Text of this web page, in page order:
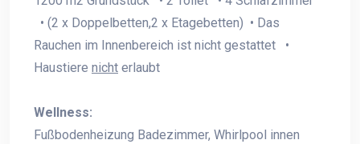
• (2 x Doppelbetten,2 x Etagebetten) • Das
Rauchen im Innenbereich ist nicht gestattet •
Haustiere nicht erlaubt
Wellness:
Fußbodenheizung Badezimmer, Whirlpool innen